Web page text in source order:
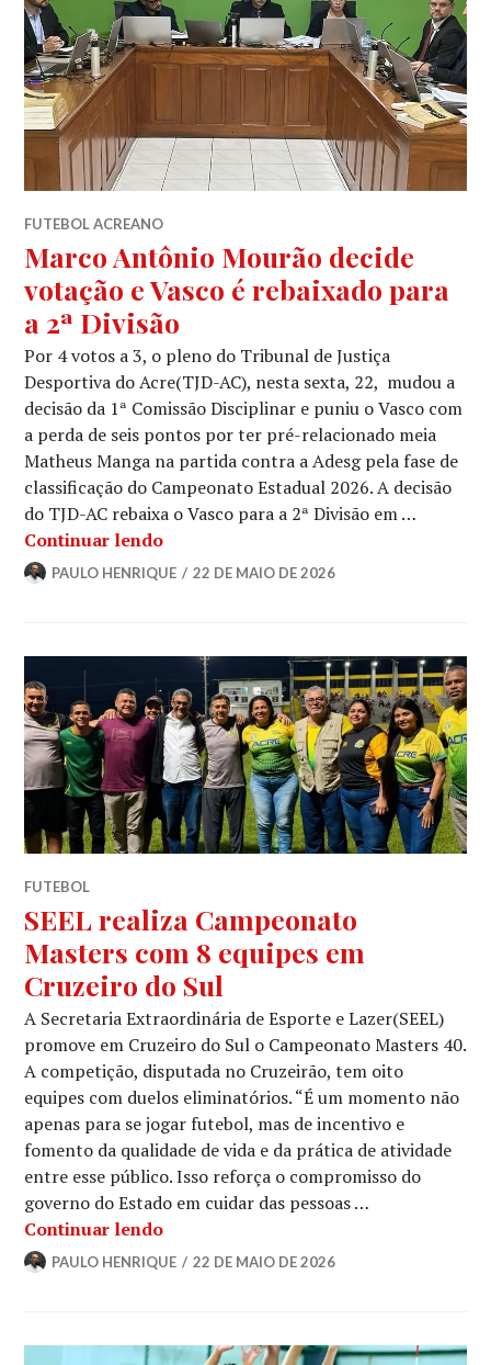
FUTEBOL ACREANO
Marco Antônio Mourão decide
votação e Vasco é rebaixado para
a 2ª Divisão
Por 4 votos a 3, o pleno do Tribunal de Justiça
Desportiva do Acre(TJD-AC), nesta sexta, 22, mudou a
decisão da 1ª Comissão Disciplinar e puniu o Vasco com
a perda de seis pontos por ter pré-relacionado meia
Matheus Manga na partida contra a Adesg pela fase de
classificação do Campeonato Estadual 2026. A decisão
do TJD-AC rebaixa o Vasco para a 2ª Divisão em …
Continuar lendo
PAULO HENRIQUE 22 DE MAIO DE 2026
FUTEBOL
SEEL realiza Campeonato
Masters com 8 equipes em
Cruzeiro do Sul
A Secretaria Extraordinária de Esporte e Lazer(SEEL)
promove em Cruzeiro do Sul o Campeonato Masters 40.
A competição, disputada no Cruzeirão, tem oito
equipes com duelos eliminatórios. “É um momento não
apenas para se jogar futebol, mas de incentivo e
fomento da qualidade de vida e da prática de atividade
entre esse público. Isso reforça o compromisso do
governo do Estado em cuidar das pessoas …
Continuar lendo
PAULO HENRIQUE 22 DE MAIO DE 2026